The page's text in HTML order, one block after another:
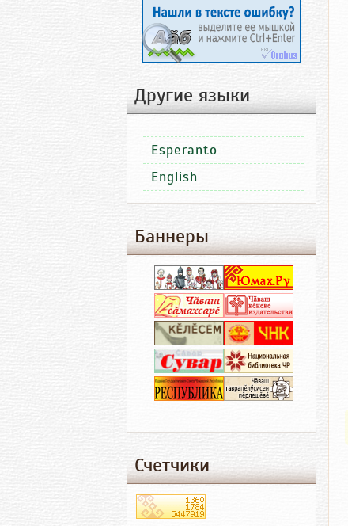
Другие языки
Esperanto
English
Баннеры
Счетчики